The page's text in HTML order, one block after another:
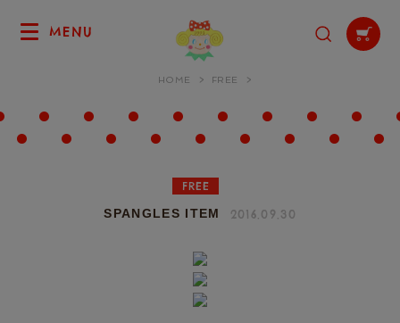
MENU
HOME FREE
FREE
SPANGLES ITEM 2016.09.30